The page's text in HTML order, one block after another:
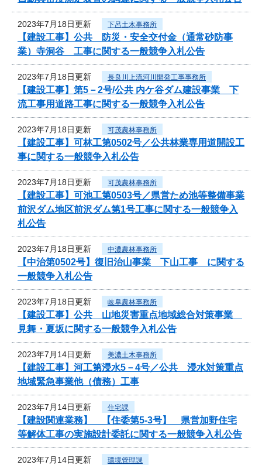
2023年7月18日更新 下呂土木事務所
【建設工事】公共 防災・安全交付金（通常砂防事
業）寺洞谷 工事に関する一般競争入札公告
2023年7月18日更新 長良川上流河川開発工事事務所
【建設工事】第5－2号/公共 内ケ谷ダム建設事業 下
流工事用道路工事に関する一般競争入札公告
2023年7月18日更新 可茂農林事務所
【建設工事】可林工第0502号／公共林業専用道開設工
事に関する一般競争入札公告
2023年7月18日更新 可茂農林事務所
【建設工事】可池工第0503号／県営ため池等整備事業
前沢ダム地区前沢ダム第1号工事に関する一般競争入
札公告
2023年7月18日更新 中濃農林事務所
【中治第0502号】復旧治山事業 下山工事 に関する
一般競争入札公告
2023年7月18日更新 岐阜農林事務所
【建設工事】公共 山地災害重点地域総合対策事業
見舞・夏坂に関する一般競争入札公告
2023年7月14日更新 美濃土木事務所
【建設工事】河工第浸水5－4号／公共 浸水対策重点
地域緊急事業他（債務）工事
2023年7月14日更新 住宅課
【建設関連業務】 【住委第5-3号】 県営加野住宅
等解体工事の実施設計委託に関する一般競争入札公告
2023年7月14日更新 環境管理課